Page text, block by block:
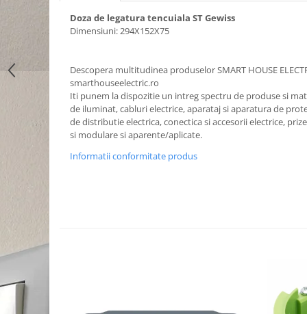
Doza de legatura tencuiala ST Gewiss
Dimensiuni: 294X152X75
Descopera multitudinea produselor SMART HOUSE
smarthouseelectric.ro
Iti punem la dispozitie un intreg spectru de produse si
de iluminat, cabluri electrice, aparataj si aparatura de
de distributie electrica, conectica si accesorii electrice,
si modulare si aparente/aplicate.
Informatii conformitate produs